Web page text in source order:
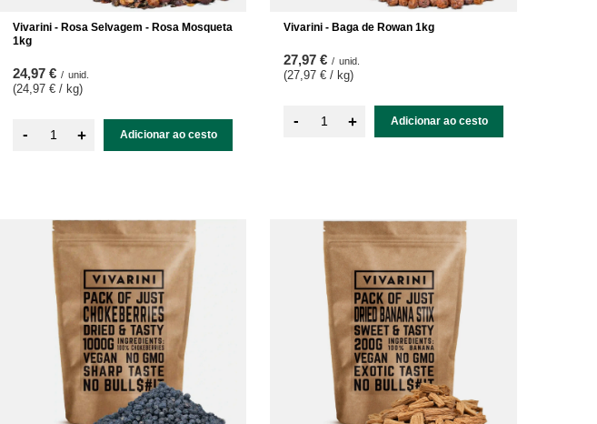
Vivarini - Rosa Selvagem - Rosa Mosqueta
1kg
24,97 € / unid.
(24,97 € / kg)
- + Adicionar ao cesto
Vivarini - Baga de Rowan 1kg
27,97 € / unid.
(27,97 € / kg)
- + Adicionar ao cesto